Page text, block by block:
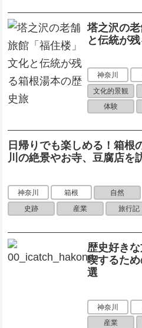
塔之沢の
と伝統が
神奈川
文化的景観
体験
日帰りでも楽しめる！箱根
川の絶景やお寺、豆腐店を
神奈川 箱根
自然
史跡
産業 旅行記
歴史好き
喫するた
選
神奈川
産業